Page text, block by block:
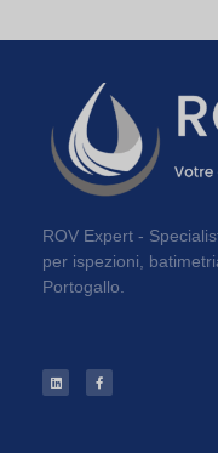
ROV Expert -
per ispezioni,
Portogallo.